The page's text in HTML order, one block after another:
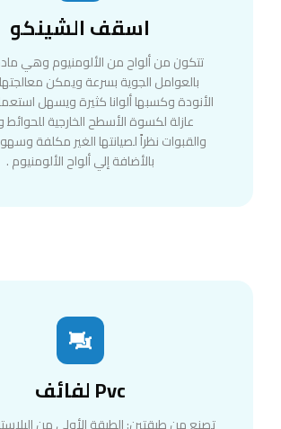
اسقف الشينكو
تتكون من ألواح من الألومنيوم وهي
بالعوامل الجوية بسرعة ويمكن
الأنودة وكسبها ألوانا كثيرة ويسهل
عازلة لكسوة الأسطح الخارجية للحوائط
والقبوات نظراً لصيانتها الغير مكلفة
بالأضافة إلي ألواح الألومنيوم .
Pvc لفائف